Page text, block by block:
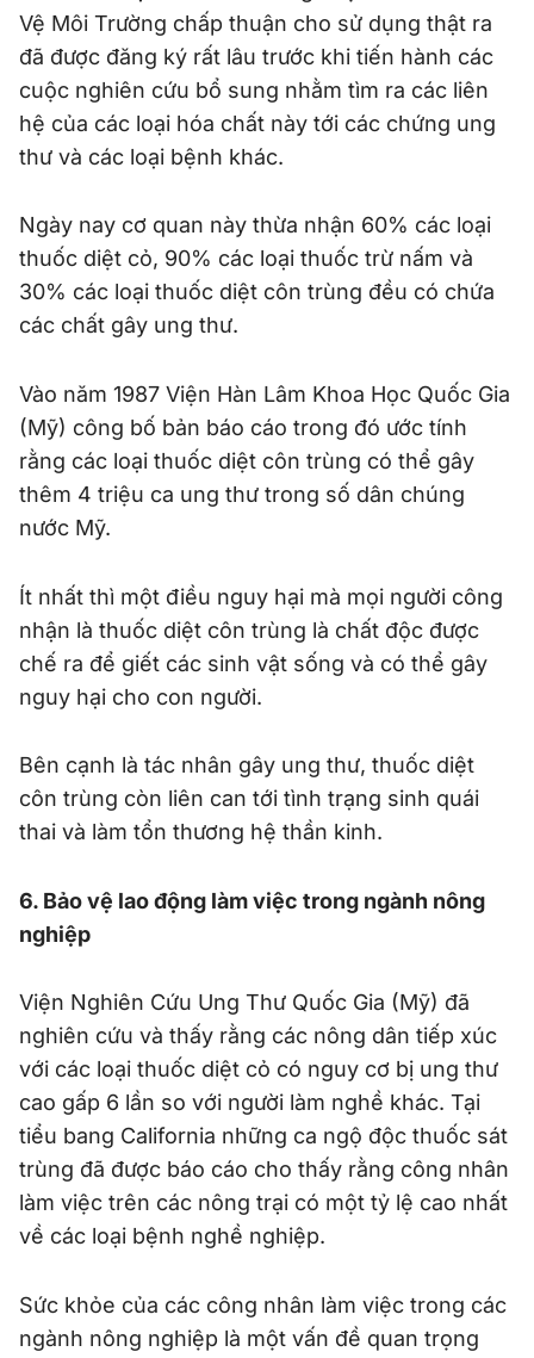
Vệ Môi Trường chấp thuận cho sử dụng thật ra
đã được đăng ký rất lâu trước khi tiến hành các
cuộc nghiên cứu bổ sung nhằm tìm ra các liên
hệ của các loại hóa chất này tới các chứng ung
thư và các loại bệnh khác.
Ngày nay cơ quan này thừa nhận 60% các loại
thuốc diệt cỏ, 90% các loại thuốc trừ nấm và
30% các loại thuốc diệt côn trùng đều có chứa
các chất gây ung thư.
Vào năm 1987 Viện Hàn Lâm Khoa Học Quốc Gia
(Mỹ) công bố bản báo cáo trong đó ước tính
rằng các loại thuốc diệt côn trùng có thể gây
thêm 4 triệu ca ung thư trong số dân chúng
nước Mỹ.
Ít nhất thì một điều nguy hại mà mọi người công
nhận là thuốc diệt côn trùng là chất độc được
chế ra để giết các sinh vật sống và có thể gây
nguy hại cho con người.
Bên cạnh là tác nhân gây ung thư, thuốc diệt
côn trùng còn liên can tới tình trạng sinh quái
thai và làm tổn thương hệ thần kinh.
6. Bảo vệ lao động làm việc trong ngành nông
nghiệp
Viện Nghiên Cứu Ung Thư Quốc Gia (Mỹ) đã
nghiên cứu và thấy rằng các nông dân tiếp xúc
với các loại thuốc diệt cỏ có nguy cơ bị ung thư
cao gấp 6 lần so với người làm nghề khác. Tại
tiểu bang California những ca ngộ độc thuốc sát
trùng đã được báo cáo cho thấy rằng công nhân
làm việc trên các nông trại có một tỷ lệ cao nhất
về các loại bệnh nghề nghiệp.
Sức khỏe của các công nhân làm việc trong các
ngành nông nghiệp là một vấn đề quan trọng